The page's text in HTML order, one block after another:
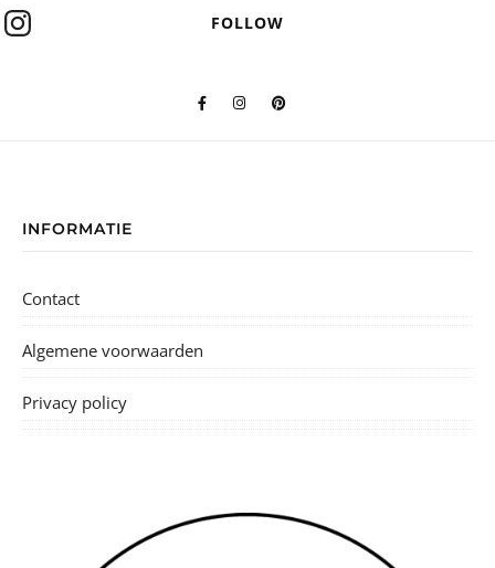
FOLLOW
INFORMATIE
Contact
Algemene voorwaarden
Privacy policy